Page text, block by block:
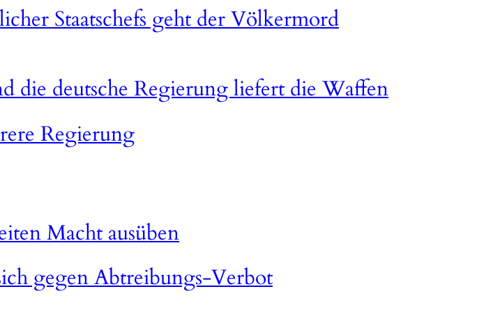
Staatschefs geht der Völkermord
die deutsche Regierung liefert die Waffen
Regierung
Macht ausüben
gegen Abtreibungs-Verbot